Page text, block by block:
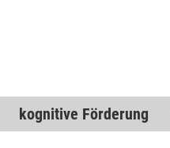
kognitive Förderung